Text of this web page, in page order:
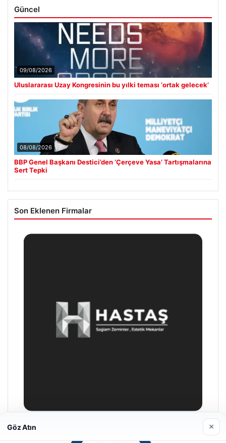
Güncel
09/08/2026
Uluslararası Uzay Kongresinin bu yılki teması ‘ortak gelecek’
08/08/2026
BBP Genel Başkanı Destici’den ‘Çerçeve Yasa’ Tartışmalarına
Sert Tepki
Son Eklenen Firmalar
Enes Kaplan Avukatlık Bürosu
Göz Atın ×